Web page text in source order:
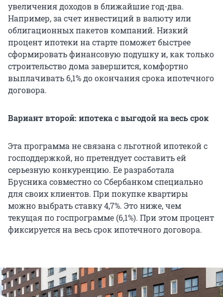
увеличения доходов в ближайшие год-два.
Например, за счет инвестиций в валюту или
облигационных пакетов компаний. Низкий
процент ипотеки на старте поможет быстрее
сформировать финансовую подушку и, как только
строительство дома завершится, комфортно
выплачивать 6,1% до окончания срока ипотечного
договора.
Вариант второй: ипотека с выгодой на весь срок
Эта программа не связана с льготной ипотекой с
господдержкой, но претендует составить ей
серьезную конкуренцию. Ее разработала
Брусника совместно со Сбербанком специально
для своих клиентов. При покупке квартиры
можно выбрать ставку 4,7%. Это ниже, чем
текущая по госпрограмме (6,1%). При этом процент
фиксируется на весь срок ипотечного договора.